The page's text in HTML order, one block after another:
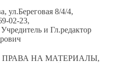
ул.Береговая 8/4/4,
02-23,
и Гл.редактор
НА МАТЕРИАЛЫ,